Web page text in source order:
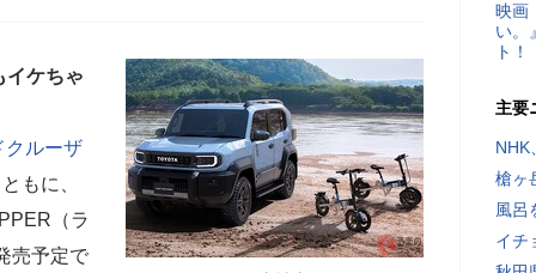
イケちゃ
クルーザ
もに、
（ラ
売予定で
映画
い。
ト！
主要
NHK
槍ヶ
風呂
イチ